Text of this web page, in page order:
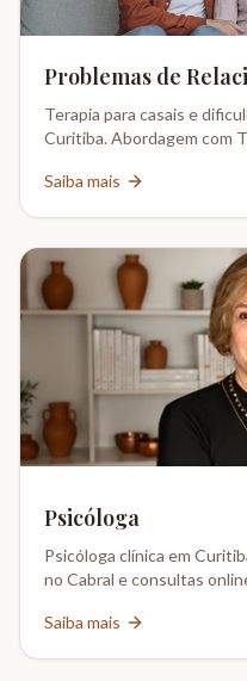
Problemas de
Terapia para casais e
Curitiba. Abordagem com
Saiba mais
Psicóloga
Psicóloga clínica em
no Cabral e consultas
Saiba mais